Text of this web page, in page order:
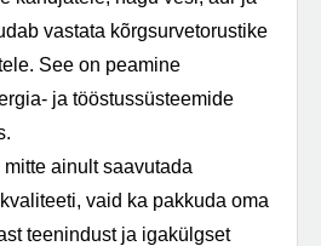
vastata kõrgsurvetorustike
See on peamine
ja tööstussüsteemide
ainult saavutada
vaid ka pakkuda oma
teenindust ja igakülgset